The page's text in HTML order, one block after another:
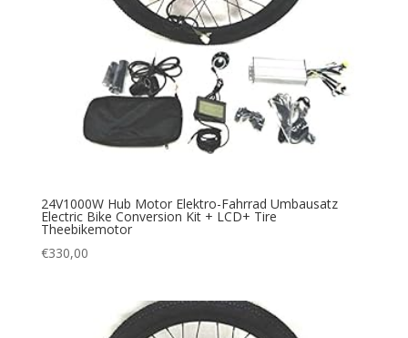
24V1000W Hub Motor Elektro-Fahrrad Umbausatz
Electric Bike Conversion Kit + LCD+ Tire
Theebikemotor
€330,00